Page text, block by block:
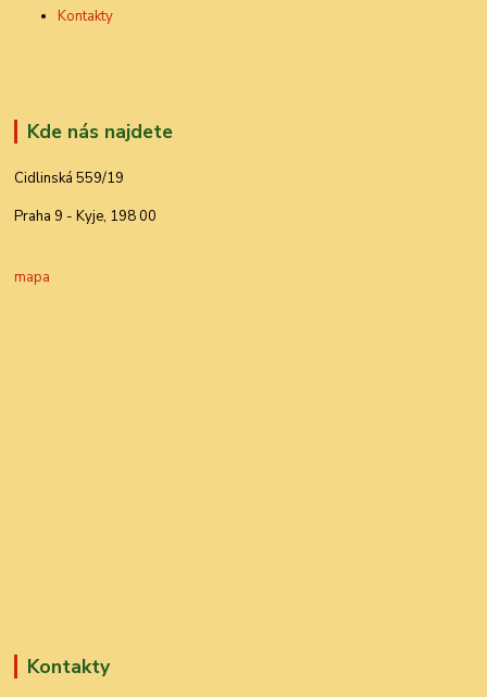
Kontakty
Kde nás najdete
Cidlinská 559/19
Praha 9 - Kyje, 198 00
mapa
Kontakty